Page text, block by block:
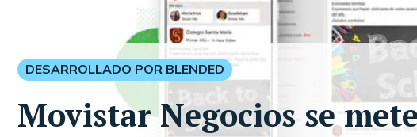
DESARROLLADO POR BLENDED
Movistar Negocios se